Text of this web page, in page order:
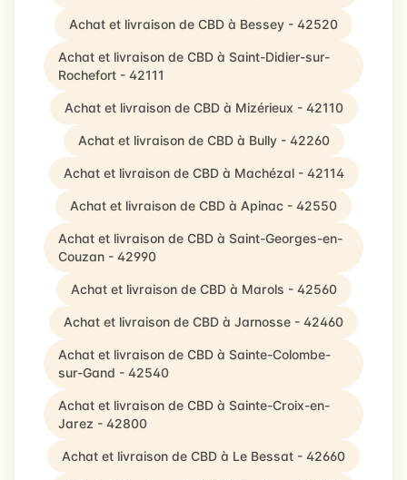
Achat et livraison de CBD à Bessey - 42520
Achat et livraison de CBD à Saint-Didier-sur-
Rochefort - 42111
Achat et livraison de CBD à Mizérieux - 42110
Achat et livraison de CBD à Bully - 42260
Achat et livraison de CBD à Machézal - 42114
Achat et livraison de CBD à Apinac - 42550
Achat et livraison de CBD à Saint-Georges-en-
Couzan - 42990
Achat et livraison de CBD à Marols - 42560
Achat et livraison de CBD à Jarnosse - 42460
Achat et livraison de CBD à Sainte-Colombe-
sur-Gand - 42540
Achat et livraison de CBD à Sainte-Croix-en-
Jarez - 42800
Achat et livraison de CBD à Le Bessat - 42660